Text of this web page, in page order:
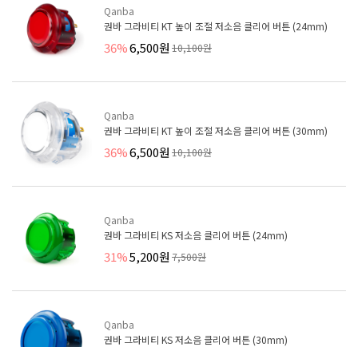
Qanba
권바 그라비티 KT 높이 조절 저소음 클리어 버튼 (24mm)
36%6,500원 10,100원
Qanba
권바 그라비티 KT 높이 조절 저소음 클리어 버튼 (30mm)
36%6,500원 10,100원
Qanba
권바 그라비티 KS 저소음 클리어 버튼 (24mm)
31%5,200원 7,500원
Qanba
권바 그라비티 KS 저소음 클리어 버튼 (30mm)